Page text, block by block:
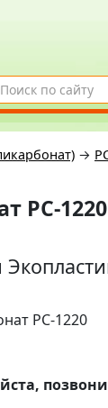
→
PC-1220